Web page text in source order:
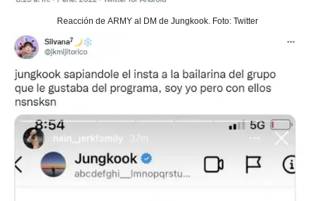
Reacción de ARMY al DM de Jungkook. Foto: Twitter